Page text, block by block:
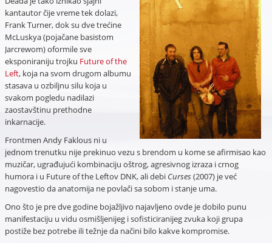
kantautor čije vreme tek dolazi,
Frank Turner, dok su dve trećine
McLuskya (pojačane basistom
Jarcrewom) oformile sve
eksponiraniju trojku Future of the
Left, koja na svom drugom albumu
stasava u ozbiljnu silu koja u
svakom pogledu nadilazi
zaostavštinu prethodne
inkarnacije.
Frontmen Andy Faklous ni u
jednom trenutku nije prekinuo vezu s brendom u kome se afirmisao kao
muzičar, ugrađujući kombinaciju oštrog, agresivnog izraza i crnog
humora i u Future of the Leftov DNK, ali debi Curses(2007) je već
nagovestio da anatomija ne povlači sa sobom i stanje uma.
Ono što je pre dve godine bojažljivo najavljeno ovde je dobilo punu
manifestaciju u vidu osmišljenijeg i sofisticiranijeg zvuka koji grupa
postiže bez potrebe ili težnje da načini bilo kakve kompromise.